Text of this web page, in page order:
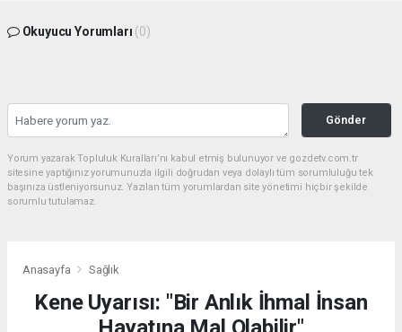
Okuyucu Yorumları (0)
Gönder
Yorum yazarak Topluluk Kuralları’nı kabul etmiş bulunuyor ve gozdetv.com.tr
sitesine yaptığınız yorumunuzla ilgili doğrudan veya dolaylı tüm sorumluluğu tek
başınıza üstleniyorsunuz. Yazılan tüm yorumlardan site yönetimi hiçbir şekilde
sorumlu tutulamaz.
Anasayfa Sağlık
Kene Uyarısı: "Bir Anlık İhmal İnsan